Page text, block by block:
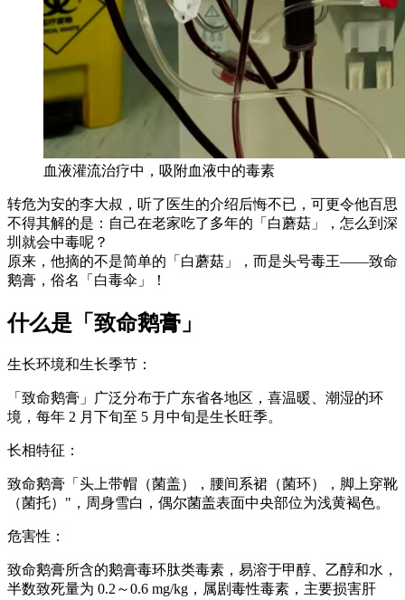
血液灌流治疗中，吸附血液中的毒素
转危为安的李大叔，听了医生的介绍后悔不已，可更令他百思
不得其解的是：自己在老家吃了多年的「白蘑菇」，怎么到深
圳就会中毒呢？
原来，他摘的不是简单的「白蘑菇」，而是头号毒王——致命
鹅膏，俗名「白毒伞」！
什么是「致命鹅膏」
生长环境和生长季节：
「致命鹅膏」广泛分布于广东省各地区，喜温暖、潮湿的环
境，每年 2 月下旬至 5 月中旬是生长旺季。
长相特征：
致命鹅膏「头上带帽（菌盖），腰间系裙（菌环），脚上穿靴
（菌托）"，周身雪白，偶尔菌盖表面中央部位为浅黄褐色。
危害性：
致命鹅膏所含的鹅膏毒环肽类毒素，易溶于甲醇、乙醇和水，
半数致死量为 0.2～0.6 mg/kg，属剧毒性毒素，主要损害肝